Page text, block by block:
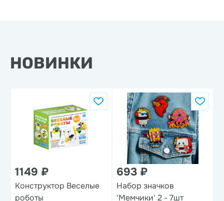
НОВИНКИ
1149 ₽
Конструктор Веселые
роботы
693 ₽
Набор значков
'Мемчики' 2 - 7шт